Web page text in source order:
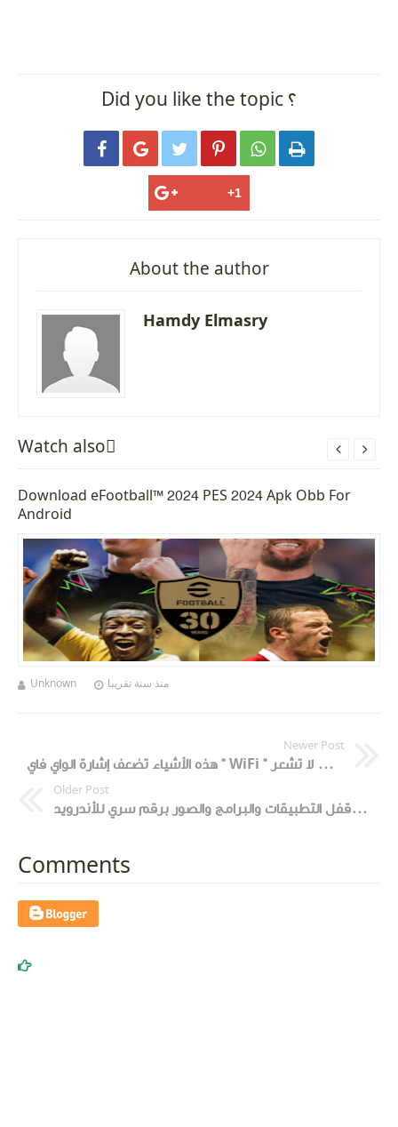
Did you like the topic ؟
     
About the author
Hamdy Elmasry
Watch alsoً
Download eFootball™ 2024 PES 2024 Apk Obb For
Android
Unknown منذ سنة تقريبا
 
Newer Post
هذه الأشياء تضعف إشارة الواي فاي " WiFi " داخل منزلك، وأنت لا تشعر
Older Post
أفضل برنامج للحماية وقفل التطبيقات والبرامج والصور برقم سري للأندرويد
Comments